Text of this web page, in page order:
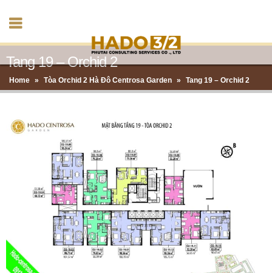
Tang 19 – Orchid 2
Home » Tòa Orchid 2 Hà Đô Centrosa Garden » Tang 19 – Orchid 2